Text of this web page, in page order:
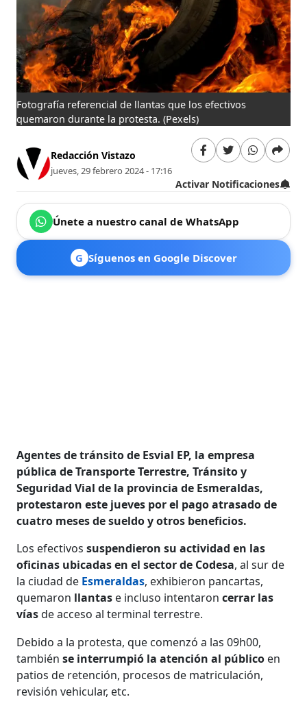
Fotografía referencial de llantas que los efectivos
quemaron durante la protesta. (Pexels)
Redacción Vistazo
jueves, 29 febrero 2024 - 17:16
Activar Notificaciones
Únete a nuestro canal de WhatsApp
G Síguenos en Google Discover
Agentes de tránsito de Esvial EP, la empresa
pública de Transporte Terrestre, Tránsito y
Seguridad Vial de la provincia de Esmeraldas,
protestaron este jueves por el pago atrasado de
cuatro meses de sueldo y otros beneficios.
Los efectivos suspendieron su actividad en las
oficinas ubicadas en el sector de Codesa, al sur de
la ciudad de Esmeraldas, exhibieron pancartas,
quemaron llantas e incluso intentaroncerrar las
víasde acceso al terminal terrestre.
Debido a la protesta, que comenzó a las 09h00,
también se interrumpió la atención al público en
patios de retención, procesos de matriculación,
revisión vehicular, etc.